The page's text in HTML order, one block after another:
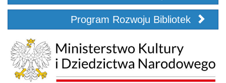
Program Rozwoju Bibliotek